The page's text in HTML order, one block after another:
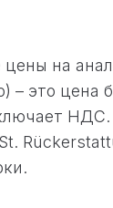
на
– это цена